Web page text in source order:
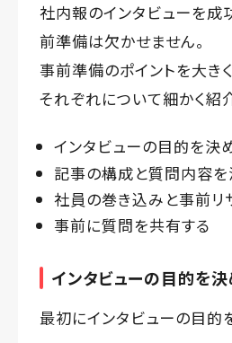
社内報のインタビューを成
前準備は欠かせません。
事前準備のポイントを大き
それぞれについて細かく紹
インタビューの目的を決
記事の構成と質問内容を
社員の巻き込みと事前リ
事前に質問を共有する
インタビューの目的を決
最初にインタビューの目的